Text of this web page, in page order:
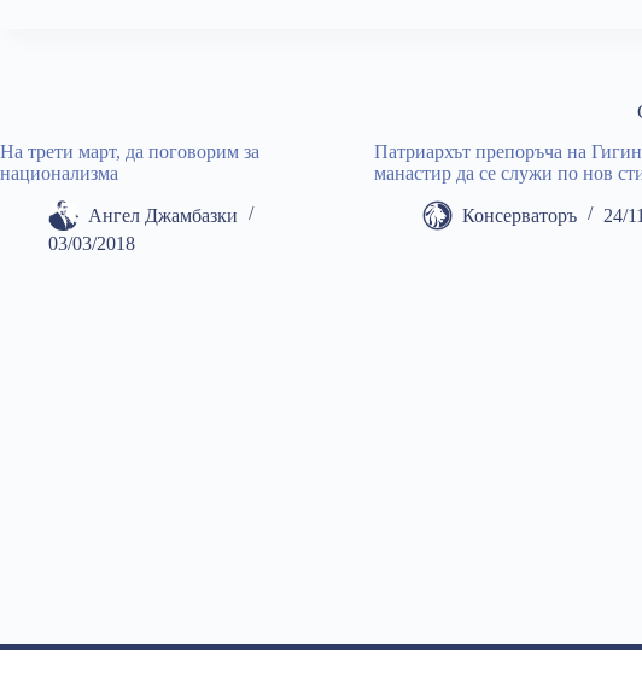
На трети март, да поговорим за
национализма
Ангел Джамбазки
03/03/2018
Патриархът препоръча на
манастир да се служи по нов
Консерваторъ 24/